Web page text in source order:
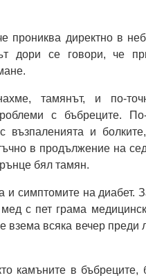
прониква директно в
дори се говори, че
тамянът, и по-
с бъбреците.
възпаленията и
в продължение на
бял тамян.
и симптомите на диабет.
с пет грама
взема всяка вечер преди
камъните в бъбреците,